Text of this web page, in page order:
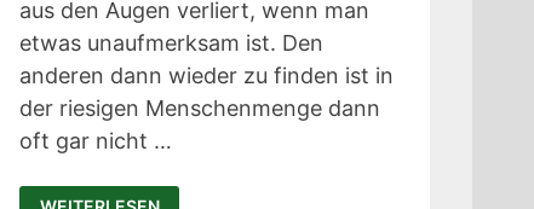
aus den Augen verliert, wenn man
etwas unaufmerksam ist. Den
anderen dann wieder zu finden ist in
der riesigen Menschenmenge dann
oft gar nicht …
NEBULITE: